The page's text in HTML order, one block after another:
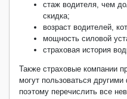
стаж водителя, чем
скидка;
возраст водителей,
мощность силовой
страховая история
Также страховые компании
могут пользоваться
поэтому перечислить все